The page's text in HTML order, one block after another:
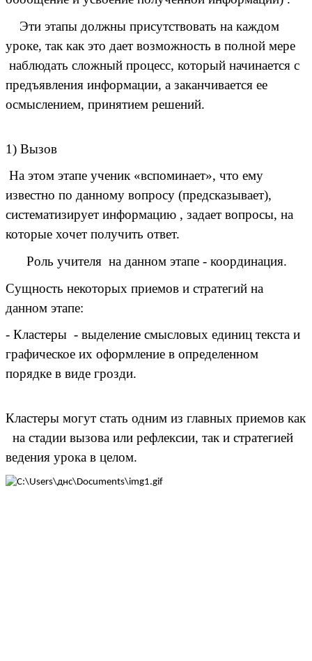
Эти этапы должны присутствовать на каждом
уроке, так как это дает возможность в полной мере
наблюдать сложный процесс, который начинается с
предъявления информации, а заканчивается ее
осмыслением, принятием решений.
1) Вызов
На этом этапе ученик «вспоминает», что ему
известно по данному вопросу (предсказывает),
систематизирует информацию , задает вопросы, на
которые хочет получить ответ.
Роль учителя на данном этапе - координация.
Сущность некоторых приемов и стратегий на
данном этапе:
- Кластеры - выделение смысловых единиц текста и
графическое их оформление в определенном
порядке в виде грозди.
Кластеры могут стать одним из главных приемов как
на стадии вызова или рефлексии, так и стратегией
ведения урока в целом.